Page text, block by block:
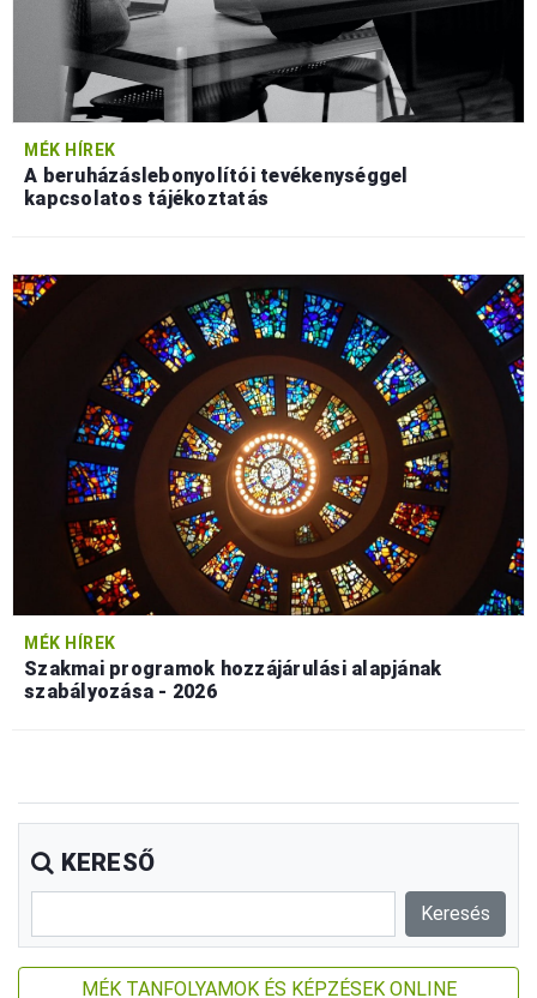
MÉK HÍREK
A beruházáslebonyolítói tevékenységgel
kapcsolatos tájékoztatás
MÉK HÍREK
Szakmai programok hozzájárulási alapjának
szabályozása - 2026
KERESŐ
MÉK TANFOLYAMOK ÉS KÉPZÉSEK ONLINE